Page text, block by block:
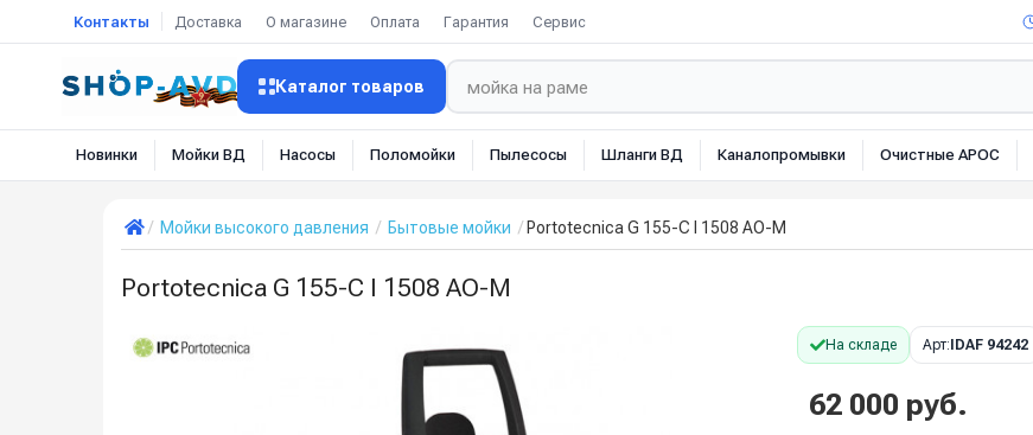
Контакты Доставка О магазине Оплата Гарантия Сервис
Каталог товаров
Новинки Мойки ВД Насосы Поломойки Пылесосы Шланги ВД Каналопромывки Очистные АРОС
Мойки высокого давления Бытовые мойки Portotecnica G 155-C I 1508 AO-M
Portotecnica G 155-C I 1508 AO-M
На складе Арт: IDAF 94242
62 000 руб.